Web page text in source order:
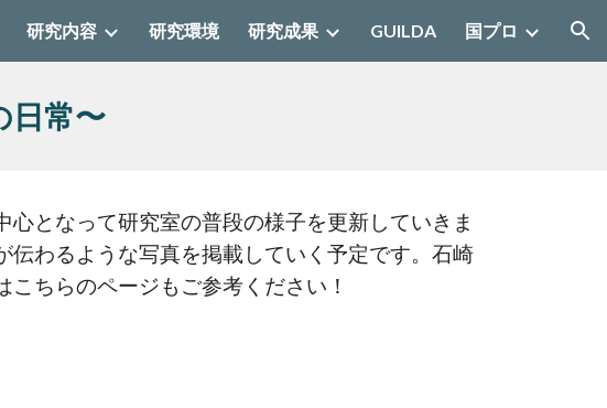
Skip to navigation
研究内容 研究環境 研究成果 GUILDA 国プロ
日常〜
心となって研究室の普段の様子を更新していきま
伝わるような写真を掲載していく予定です。石崎
こちらのページもご参考ください！